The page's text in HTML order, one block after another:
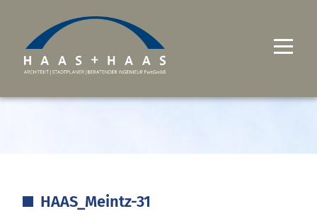
KARRIERE
HAAS_Meintz-31